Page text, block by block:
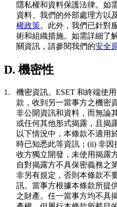
隱私權和資料保護法律。如
資料、我們的外部處理方以
權政策。此外，我們已針對
術和組織措施。如需詳細了
關資訊，請參閱我們的安全
D. 機密性
1. 機密資訊。 ESET 和終端使
款，收到另一當事方之機密
非公開資訊和資料，而無論
或任何其他形式揭露，且揭
以下情況中，本條款不適用
時已知悉此等資訊；(ii) 非
收方獨立開發，未使用揭露
自對揭露方不具保密義務之
非另有規定，否則本條款不
訊。當事方根據本條款所提
之財產。任一當事方均不具